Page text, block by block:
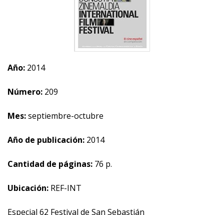
Año: 2014
Número: 209
Mes:septiembre-octubre
Año de publicación: 2014
Cantidad de páginas: 76 p.
Ubicación: REF-INT
Especial 62 Festival de San Sebastián